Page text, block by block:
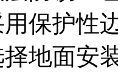
保护性
地面安